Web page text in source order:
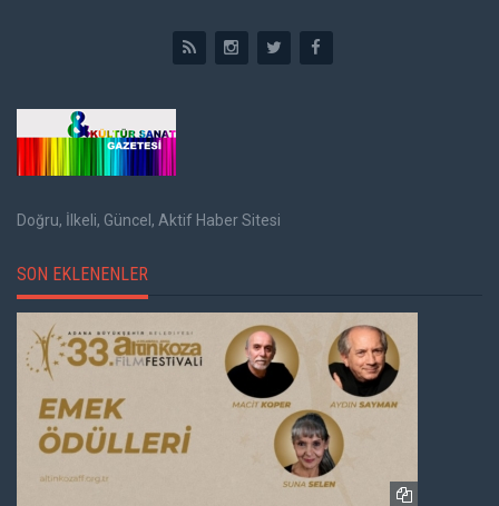
Doğru, İlkeli, Güncel, Aktif Haber Sitesi
SON EKLENENLER